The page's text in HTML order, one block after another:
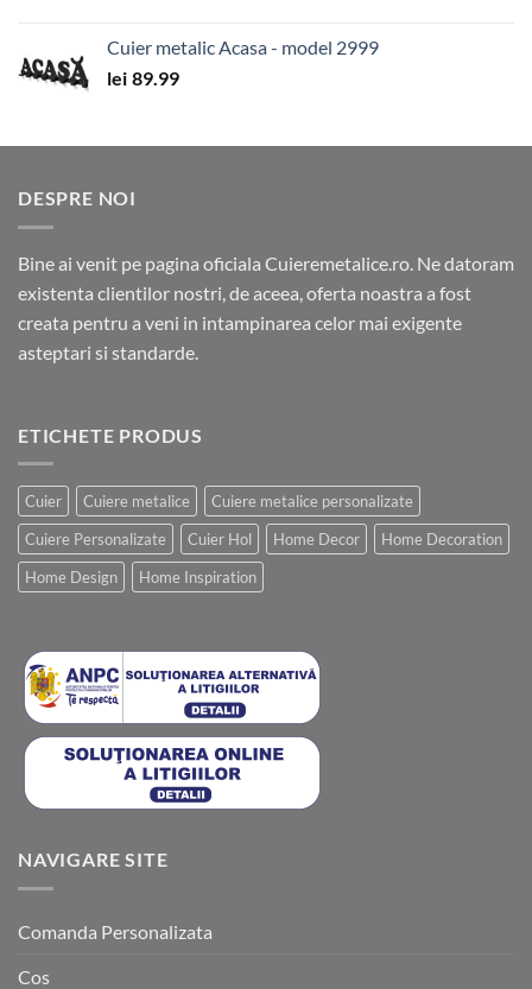
Cuier metalic Acasa - model 2999
lei 89.99
DESPRE NOI
Bine ai venit pe pagina oficiala Cuieremetalice.ro. Ne datoram
existenta clientilor nostri, de aceea, oferta noastra a fost
creata pentru a veni in intampinarea celor mai exigente
asteptari si standarde.
ETICHETE PRODUS
Cuier Cuiere metalice
Cuiere metalice personalizate
Cuiere Personalizate
Cuier Hol Home Decor
Home Decoration
Home Design
Home Inspiration
NAVIGARE SITE
Comanda Personalizata
Cos